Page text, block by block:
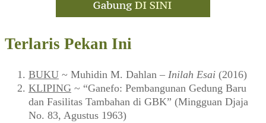
Terlaris Pekan Ini
BUKU ~ Muhidin M. Dahlan – Inilah Esai (2016)
KLIPING ~ “Ganefo: Pembangunan Gedung Baru
dan Fasilitas Tambahan di GBK” (Mingguan Djaja
No. 83, Agustus 1963)